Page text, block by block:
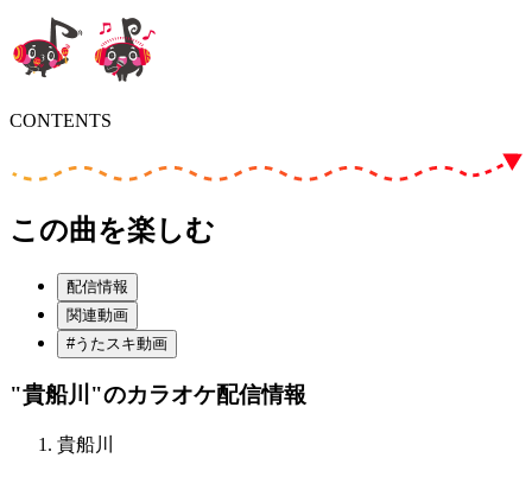
CONTENTS
この曲を楽しむ
配信情報
関連動画
#うたスキ動画
"貴船川"のカラオケ配信情報
貴船川